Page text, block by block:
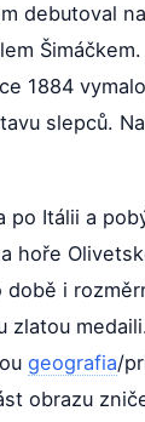
debutoval
1884
slepců.
Itálii a
hoře
i
geografia/
obrazu